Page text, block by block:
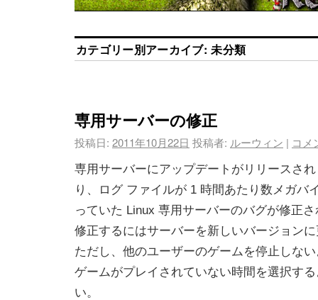
カテゴリー別アーカイブ:未分類
専用サーバーの修正
投稿日: 2011年10月22日 投稿者: ルーウィン | コメ
専用サーバーにアップデートがリリースさ
り、ログ ファイルが 1 時間あたり数メガバ
っていた Linux 専用サーバーのバグが修正
修正するにはサーバーを新しいバージョン
ただし、他のユーザーのゲームを停止しな
ゲームがプレイされていない時間を選択す
い。